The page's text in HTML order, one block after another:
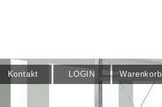
Kontakt LOGIN Warenkorb